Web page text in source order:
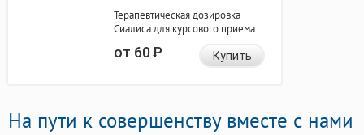
Терапевтическая дозировка
Сиалиса для курсового приема
от 60Р Купить
На пути к совершенству вместе с нами